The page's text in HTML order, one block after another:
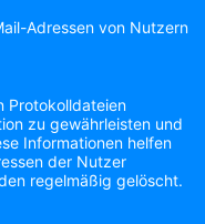
Adressen von Nutzern
Protokolldateien
zu gewährleisten und
Informationen helfen
der Nutzer
regelmäßig gelöscht.